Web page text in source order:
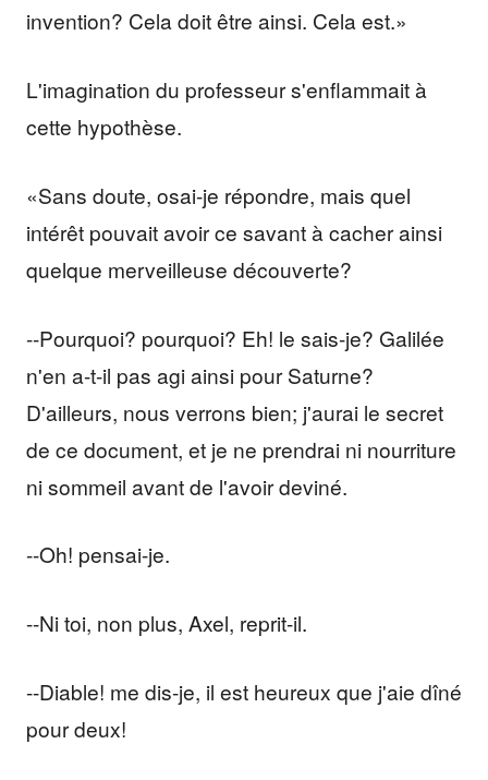
invention? Cela doit être ainsi. Cela est.»
L'imagination du professeur s'enflammait à
cette hypothèse.
«Sans doute, osai-je répondre, mais quel
intérêt pouvait avoir ce savant à cacher ainsi
quelque merveilleuse découverte?
--Pourquoi? pourquoi? Eh! le sais-je? Galilée
n'en a-t-il pas agi ainsi pour Saturne?
D'ailleurs, nous verrons bien; j'aurai le secret
de ce document, et je ne prendrai ni nourriture
ni sommeil avant de l'avoir deviné.
--Oh! pensai-je.
--Ni toi, non plus, Axel, reprit-il.
--Diable! me dis-je, il est heureux que j'aie dîné
pour deux!